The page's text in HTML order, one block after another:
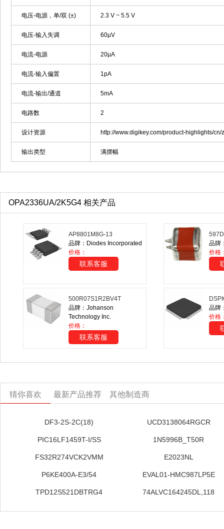
电压-电源，单/双 (±) 2.3 V ~ 5.5 V
电压-输入失调 60µV
电流-电源 20µA
电流-输入偏置 1pA
电流-输出/通道 5mA
电路数 2
设计资源 http://www.digikey.com/product-highlights/
输出类型 满摆幅
OPA2336UA/2K5G4 相关产品
AP8801M8G-13
品牌：Diodes Incorporated
价格：
联系客服
品牌
价格
500R07S1R2BV4T
品牌：Johanson
Technology Inc.
价格：
联系客服
品牌
价格
猜你喜欢 最新产品推荐 其他制造商
DF3-2S-2C(18) UCD3138064RGCR
PIC16LF1459T-I/SS 1N5996B_T50R
FS32R274VCK2VMM E2023NL
P6KE400A-E3/54 EVAL01-HMC987LP5E
TPD12S521DBTRG4 74ALVC164245DL,118